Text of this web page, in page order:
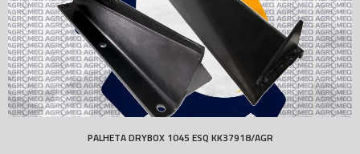
PALHETA DRYBOX 1045 ESQ KK37918/AGR